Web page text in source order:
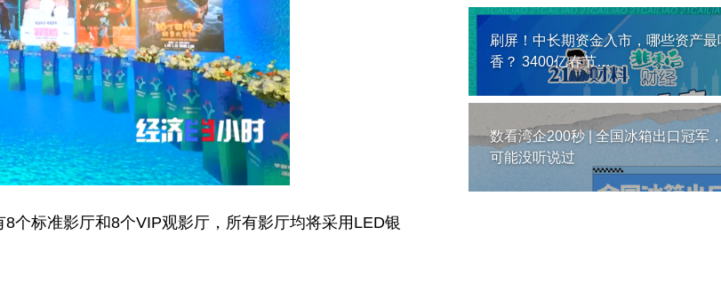
标准影厅和8个VIP观影厅，所有影厅均将采用LED银
刷屏！中长期资金入市，哪些资产最
香？ 3400亿春节…
数看湾企200秒 | 全国冰箱出口冠军
可能没听说过